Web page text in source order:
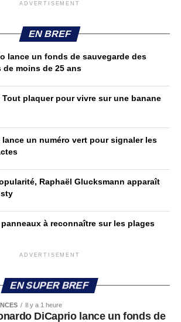
ADVERTISEMENT
EN BREF
lance un fonds de sauvegarde des
de moins de 25 ans
Tout plaquer pour vivre sur une banane
lance un numéro vert pour signaler les
Raphaël Glucksmann apparaît
à reconnaître sur les plages
ADVERTISEMENT
EN SUPER BREF
Il y a 1 heure
DiCaprio lance un fonds de